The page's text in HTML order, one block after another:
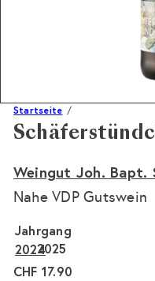
Startseite
Weingut Joh. Bapt.
Nahe VDP Gutswein
Jahrgang
2025
2024
Normaler
CHF 17.90